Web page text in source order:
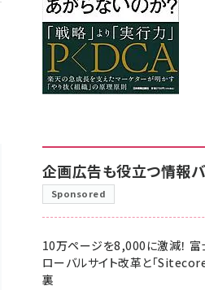
企画広告も役立つ情報バ
Sponsored
10万ページを8,000に激減！
ローバルサイト改革と「
裏